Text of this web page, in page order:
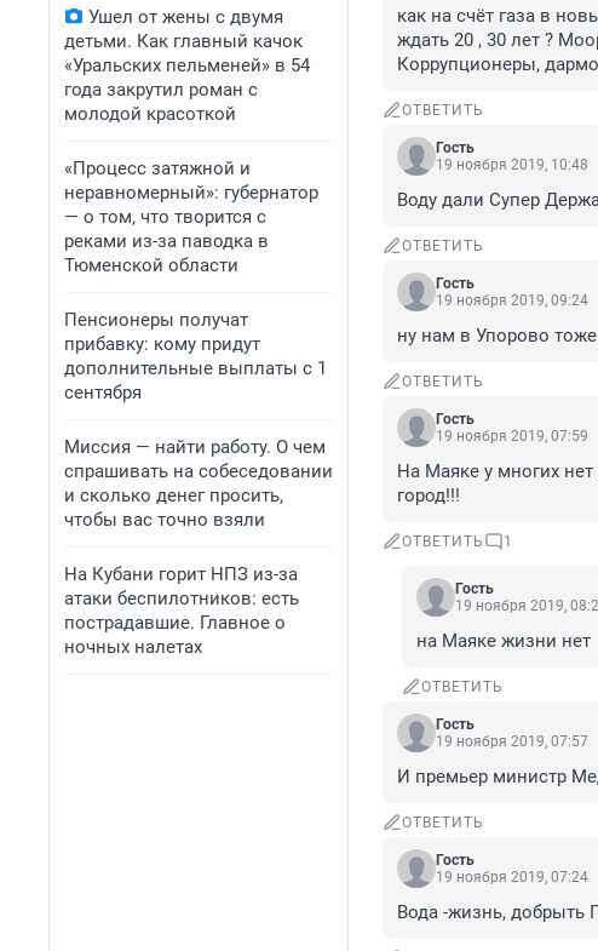
Ушел от жены с двумя
детьми. Как главный качок
«Уральских пельменей» в 54
года закрутил роман с
молодой красоткой
«Процесс затяжной и
неравномерный»: губернатор
— о том, что творится с
реками из-за паводка в
Тюменской области
Пенсионеры получат
прибавку: кому придут
дополнительные выплаты с 1
сентября
Миссия — найти работу. О чем
спрашивать на собеседовании
и сколько денег просить,
чтобы вас точно взяли
На Кубани горит НПЗ из-за
атаки беспилотников: есть
пострадавшие. Главное о
ночных налетах
как на счёт газа в
ждать 20 , 30 лет ?
Коррупционеры,
ОТВЕТИТЬ
Гость
19 ноября 2019, 10:48
Воду дали Супер
ОТВЕТИТЬ
Гость
19 ноября 2019, 09:24
ну нам в Упорово
ОТВЕТИТЬ
Гость
19 ноября 2019, 07:59
На Маяке у многих
город!!!
ОТВЕТИТЬ 1
Гость
19 ноября 2019,
на Маяке жизни нет
ОТВЕТИТЬ
Гость
19 ноября 2019, 07:57
И премьер министр
ОТВЕТИТЬ
Гость
19 ноября 2019, 07:24
Вода -жизнь, добрыть